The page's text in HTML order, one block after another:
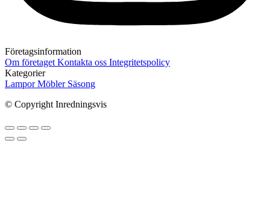
Företagsinformation
Om företaget Kontakta oss Integritetspolicy
Kategorier
LamporMöbler Säsong
© Copyright Inredningsvis